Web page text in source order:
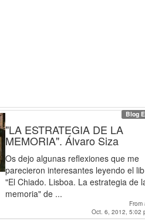
Blog
"LA ESTRATEGIA DE LA
MEMORIA". Álvaro Siza
Os dejo algunas reflexiones que me
parecieron interesantes leyendo el
"El Chiado. Lisboa. La estrategia de
memoria" de ...
From
Oct. 6, 2012, 5:02